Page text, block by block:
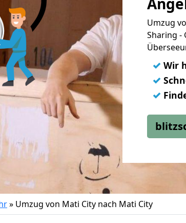
Umzug
Sharing -
✓ Wir
✓
✓
» Umzug von Mati City nach Mati City